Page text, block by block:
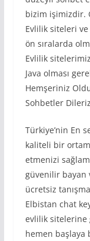
bizim işimizdir.
Evlilik siteleri
ön sıralarda
Evlilik
Java olması
Hemşeriniz
Sohbetler
Türkiye’nin En
kaliteli bir
etmenizi
güvenilir bayan
ücretsiz
Elbistan chat
evlilik sitelerine
hemen başlaya